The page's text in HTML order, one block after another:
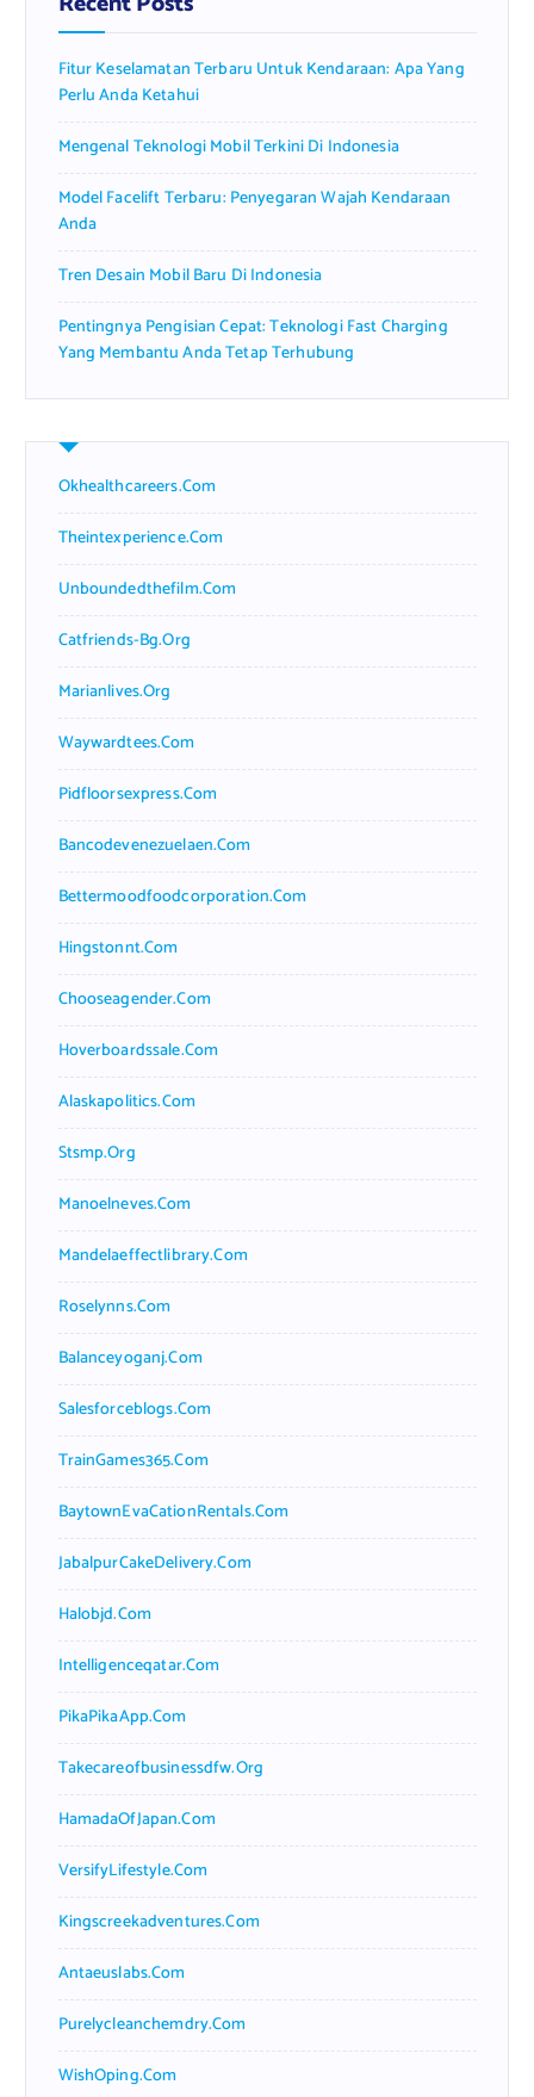
o
:Fitur Keselamatan Terbaru Untuk Kendaraan: Apa Yang
Perlu Anda Ketahui
Mengenal Teknologi Mobil Terkini Di Indonesia
Model Facelift Terbaru: Penyegaran Wajah Kendaraan
Anda
Tren Desain Mobil Baru Di Indonesia
Pentingnya Pengisian Cepat: Teknologi Fast Charging
Yang Membantu Anda Tetap Terhubung
Okhealthcareers.com
Theintexperience.com
Unboundedthefilm.com
Catfriends-Bg.org
Marianlives.org
Waywardtees.com
Pidfloorsexpress.com
Bancodevenezuelaen.com
Bettermoodfoodcorporation.com
Hingstonnt.com
Chooseagender.com
Hoverboardssale.com
Alaskapolitics.com
Stsmp.org
Manoelneves.com
Mandelaeffectlibrary.com
Roselynns.com
Balanceyoganj.com
Salesforceblogs.com
TrainGames365.com
BaytownEvaCationRentals.com
JabalpurCakeDelivery.com
Halobjd.com
Intelligenceqatar.com
PikaPikaApp.com
Takecareofbusinessdfw.org
HamadaOfJapan.com
VersifyLifestyle.com
Kingscreekadventures.com
Antaeuslabs.com
Purelycleanchemdry.com
WishOping.com